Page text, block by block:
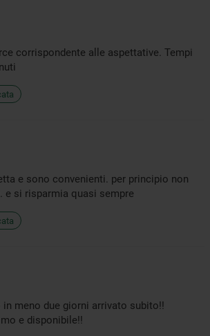
corrispondente alle aspettative. Tempi
e sono convenienti. per principio non
e si risparmia quasi sempre
meno due giorni arrivato subito!!
e disponibile!!